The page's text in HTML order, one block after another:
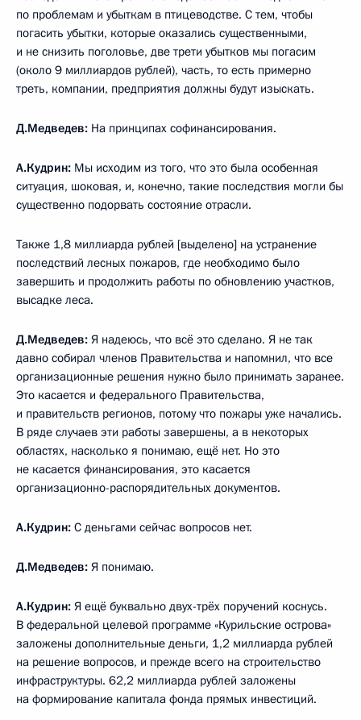
по проблемам и убыткам в птицеводстве. С тем, чтобы
погасить убытки, которые оказались существенными,
и не снизить поголовье, две трети убытков мы погасим
(около 9 миллиардов рублей), часть, то есть примерно
треть, компании, предприятия должны будут изыскать.
Д.Медведев: На принципах софинансирования.
А.Кудрин: Мы исходим из того, что это была особенная
ситуация, шоковая, и, конечно, такие последствия могли бы
существенно подорвать состояние отрасли.
Также 1,8 миллиарда рублей [выделено] на устранение
последствий лесных пожаров, где необходимо было
завершить и продолжить работы по обновлению участков,
высадке леса.
Д.Медведев: Я надеюсь, что всё это сделано. Я не так
давно собирал членов Правительства и напомнил, что все
организационные решения нужно было принимать заранее.
Это касается и федерального Правительства,
и правительств регионов, потому что пожары уже начались.
В ряде случаев эти работы завершены, а в некоторых
областях, насколько я понимаю, ещё нет. Но это
не касается финансирования, это касается
организационно-распорядительных документов.
А.Кудрин: С деньгами сейчас вопросов нет.
Д.Медведев: Я понимаю.
А.Кудрин: Я ещё буквально двух-трёх поручений коснусь.
В федеральной целевой программе «Курильские острова»
заложены дополнительные деньги, 1,2 миллиарда рублей
на решение вопросов, и прежде всего на строительство
инфраструктуры. 62,2 миллиарда рублей заложены
на формирование капитала фонда прямых инвестиций.